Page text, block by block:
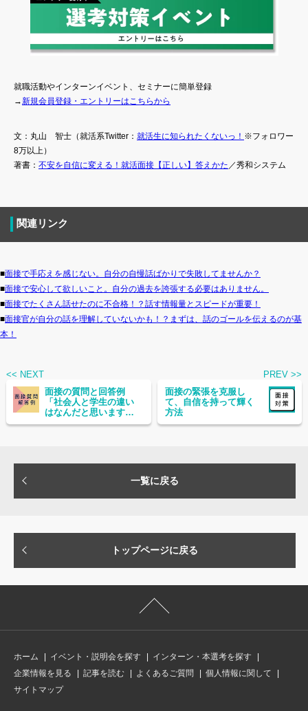
就職活動やインターンイベント、セミナーに簡単登録
→新規会員登録・エントリーはこちらから
文：丸山 智士（就活系Twitter： 就活生に知られたくないっ！ ※フォロワー
8万以上）
著書： 不安を自信に変える！就活面接【正しい】答えかた ／秀和システム
関連リンク
■面接で手応えを感じない。自分の自慢話ばかりで失敗してませんか？
■面接で安心して欲しいこと。自分の過去を誇張する必要はありません。
■面接でたくさん話せたのに不合格！？話す情報量とスピードが重要！
■面接官が自分の話を理解していないかも！？まずは、話のゴールを伝えるのが基
本！
<< NEXT
面接の質問と回答例
「社会人と学生の違い
はなんだと思います
か？」
PREV >>
面接の緊張を克服し
て、自信を持って輝く
方法
一覧に戻る
トップページに戻る
ホーム イベント・説明会を探す
インターン・本選考を探す
企業情報を見る
記事を読む よくあるご質問
個人情報に関して
サイトマップ